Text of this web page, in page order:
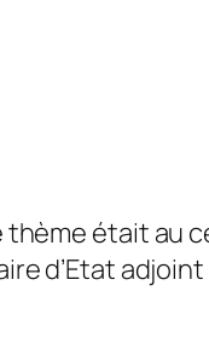
thème était au
d’Etat